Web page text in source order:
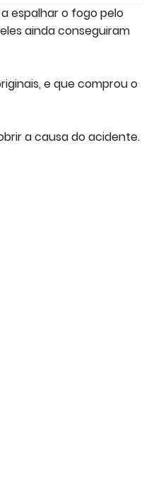
espalhar o fogo pelo
ainda conseguiram
e que comprou o
a causa do acidente.